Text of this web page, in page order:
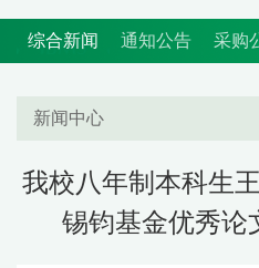
综合新闻 通知公告 采购
新闻中心
我校八年制本科生
锡钧基金优秀论